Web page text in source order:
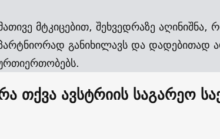
მტკიცებით, შეხვედრაზე
განიხილავს და დადებითად
თქვა ავსტრიის საგარეო